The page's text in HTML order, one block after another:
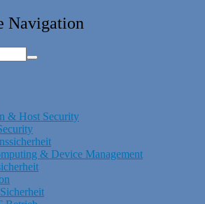
Navigation
& Host Security
& Device Management